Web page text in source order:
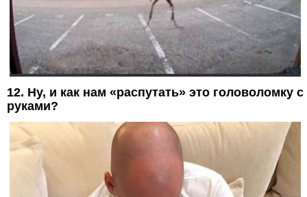
12. Ну, и как нам «распутать» это головоломку с
руками?